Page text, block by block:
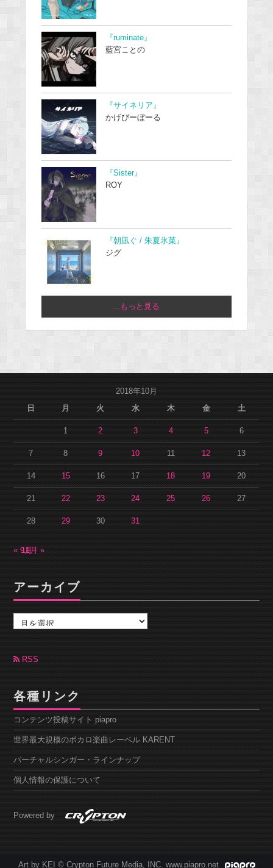
『ruminate』
藍宮ことの
『サイネリア』
かげぴーぼーる
『Sister』
ROY
『朝凪ぐ / 朱夏氷菓』
ジグ
...もっと見る
2018年10月
日
月 火 水 木 金 土
1 2 3 4 5 6
7 8 9 10 11 12 13
14 15 16 17 18 19 20
21 22 23 24 25 26 27
28 29 30 31
« 9月
11月 »
アーカイブ
カ
ブRSS
各種リンク
コンテンツ投稿サイト piapro
世界最大規模のボカロ楽曲レーベル KARENT
バーチャルシンガー・ラインナップ
個人情報の保護について
Powered by
Art by KEI © Crypton Future Media, INC. www.piapro.net